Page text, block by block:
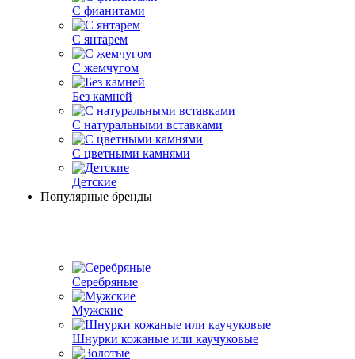
С фианитами
С янтарем
С жемчугом
Без камней
С натуральными вставками
С цветными камнями
Детские
Популярные бренды
Серебряные
Мужские
Шнурки кожаные или каучуковые